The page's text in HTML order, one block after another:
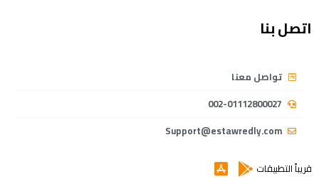
اتصل بنا
تواصل معنا
002-01112800027
Support@estawredly.com
قريباً التطبيقات